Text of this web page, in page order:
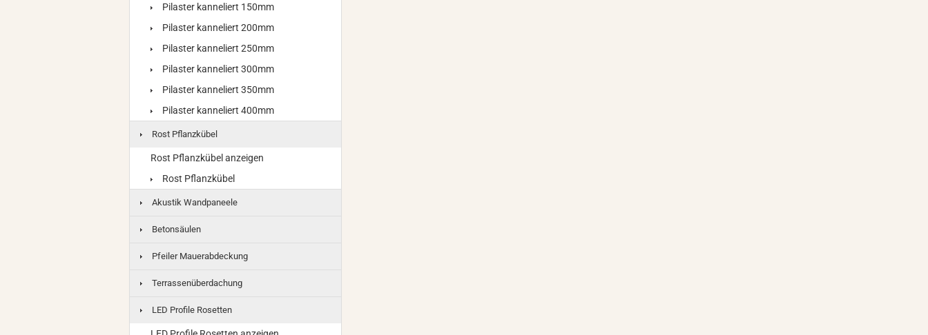
Pilaster kanneliert 150mm
Pilaster kanneliert 200mm
Pilaster kanneliert 250mm
Pilaster kanneliert 300mm
Pilaster kanneliert 350mm
Pilaster kanneliert 400mm
Rost Pflanzkübel
Rost Pflanzkübel anzeigen
Rost Pflanzkübel
Akustik Wandpaneele
Betonsäulen
Pfeiler Mauerabdeckung
Terrassenüberdachung
LED Profile Rosetten